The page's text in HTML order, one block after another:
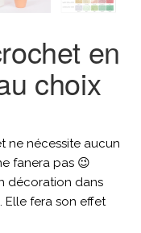
en
choix
ne nécessite aucun
fanera pas 😉
décoration dans
fera son effet